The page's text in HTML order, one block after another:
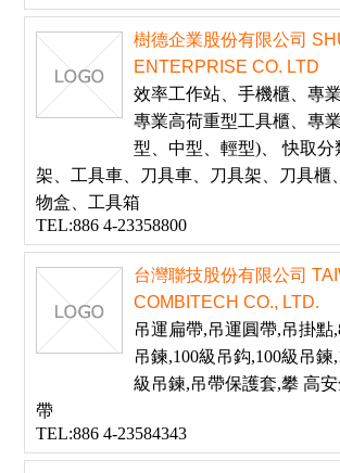
樹德企業股份有限公司
ENTERPRISE CO. LTD
效率工作站、手機櫃、專
專業高荷重型工具櫃、專
型、中型、輕型)、 快取分
架、工具車、刀具車、刀具架、刀具櫃
物盒、工具箱
TEL:886 4-23358800
台灣聯技股份有限公司
COMBITECH CO., LTD.
吊運扁帶,吊運圓帶,吊掛點
吊鍊,100級吊鈎,100級吊鍊
級吊鍊,吊帶保護套,攀 高
帶
TEL:886 4-23584343